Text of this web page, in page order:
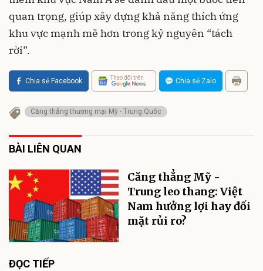
quan trọng, giúp xây dựng khả năng thích ứng
khu vực mạnh mẽ hơn trong kỷ nguyên “tách
rời”.
Chia sẻ Facebook Theo dõi trên Chia sẻ Zalo
Căng thẳng thương mại Mỹ - Trung Quốc
BÀI LIÊN QUAN
Căng thẳng Mỹ -
Trung leo thang: Việt
Nam hưởng lợi hay đối
mặt rủi ro?
ĐỌC TIẾP